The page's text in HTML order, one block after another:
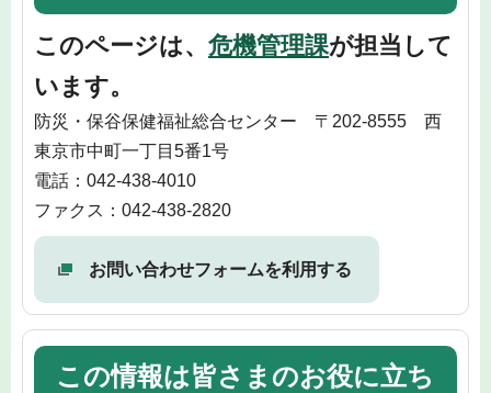
このページは、 危機管理課が担当して
います。
防災・保谷保健福祉総合センター 〒202-8555 西
東京市中町一丁目5番1号
電話：042-438-4010
ファクス：042-438-2820
お問い合わせフォームを利用する
この情報は皆さまのお役に立ち